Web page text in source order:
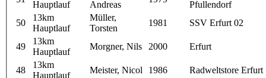
Hauptlauf
Andreas
Pfullendorf
50
13km
Hauptlauf
Müller,
Torsten
1981 SSV Erfurt 02
49
13km
Hauptlauf
Morgner, Nils 2000 Erfurt
48
13km
Hauptlauf
Meister, Nicol 1986 Radweltstore Erfurt